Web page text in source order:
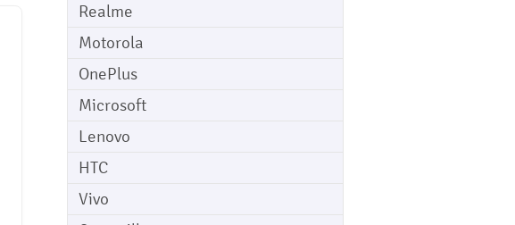
Realme
Motorola
OnePlus
Microsoft
Lenovo
HTC
Vivo